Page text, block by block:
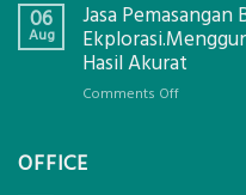
Eksplorasi
Pastikan
Pondasi
Kokoh
Cooler
Berbasis
Limbah
06
Aug
Jasa
Hasil Akurat
Comments Offon
OFFICE